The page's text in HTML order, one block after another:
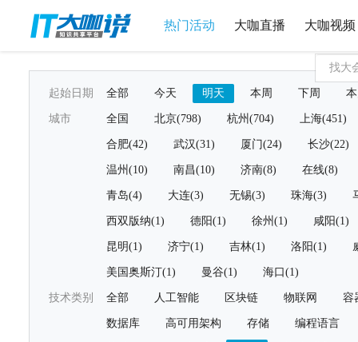
热门活动 大咖直播 大咖视频
起始日期 全部 今天 明天 本周 下周
城市 全国 北京(798) 杭州(704) 上海(451)
合肥(42) 武汉(31) 厦门(24) 长沙(22)
温州(10) 南昌(10) 济南(8) 在线(8)
青岛(4) 大连(3) 无锡(3) 珠海(3)
西双版纳(1) 德阳(1) 徐州(1) 咸阳(1)
昆明(1) 济宁(1) 吉林(1) 洛阳(1)
美国奥斯汀(1) 曼谷(1) 海口(1)
技术类别 全部 人工智能 区块链 物联网 容
数据库 高可用架构 存储 编程语言